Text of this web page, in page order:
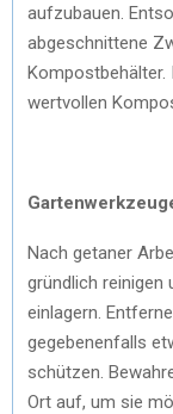
aufzubauen.
abgeschnittene
Kompostbehälter.
wertvollen
Nach getaner
gründlich reinigen
einlagern.
gegebenenfalls
schützen.
Ort auf, um sie